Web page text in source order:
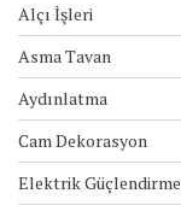
Alçı İşleri
Asma Tavan
Aydınlatma
Cam Dekorasyon
Elektrik